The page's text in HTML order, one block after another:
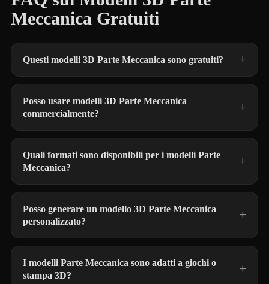
Meccanica Gratuiti
Questi modelli 3D Parte Meccanica sono gratuiti?
Posso usare modelli 3D Parte Meccanica
commercialmente?
Quali formati sono disponibili per i modelli Parte
Meccanica?
Posso generare un modello 3D Parte Meccanica
personalizzato?
I modelli Parte Meccanica sono adatti a giochi o
stampa 3D?